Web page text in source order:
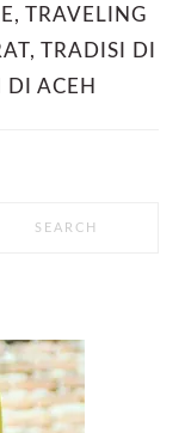
, TRAVELING
, TRADISI DI
DI ACEH